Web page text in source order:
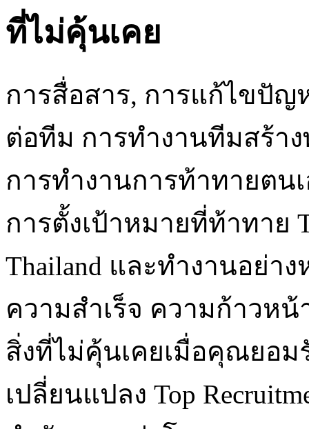
ที่ไม่คุ้นเคย
การสื่อสาร, การแก้ไขปั
ต่อทีม การทำงานทีมสร้า
การทำงานการท้าทายตน
การตั้งเป้าหมายที่ท้าทาย
Thailand และทำงานอย่า
ความสำเร็จ ความก้าวห
สิ่งที่ไม่คุ้นเคยเมื่อคุณยอ
เปลี่ยนแปลง Top